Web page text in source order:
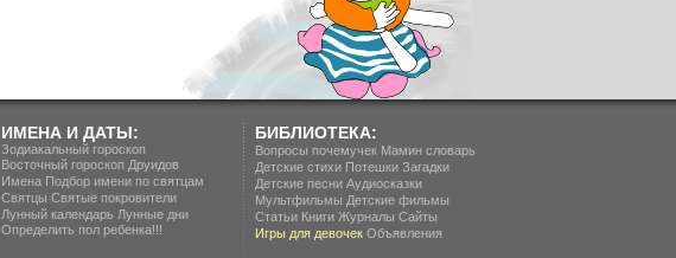
ИМЕНА И ДАТЫ:
Зодиакальный гороскоп
Восточный гороскоп Друидов
Имена Подбор имени по святцам
Святцы Святые покровители
Лунный календарь Лунные дни
Определить пол ребенка!!!
БИБЛИОТЕКА:
Вопросы почемучек Мамин словарь
Детские стихи Потешки Загадки
Детские песни Аудиосказки
Мультфильмы Детские фильмы
Статьи Книги Журналы Сайты
Игры для девочек Объявления